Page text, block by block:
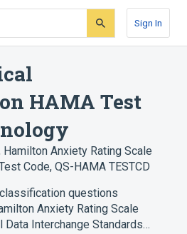
Sign In
HAMA Test
Hamilton Anxiety Rating Scale
Code, QS-HAMA TESTCD
questions
Anxiety Rating Scale
Data Interchange Standards…